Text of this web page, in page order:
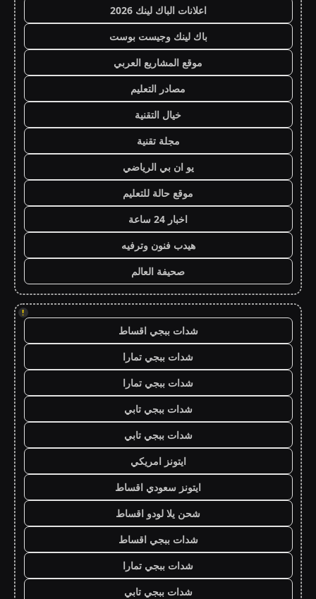
اعلانات الباك لينك 2026
باك لينك وجيست بوست
موقع المشاريع العربي
مصادر التعليم
خيال التقنية
مجلة تقنية
يو ان بي الرياضي
موقع حالة للتعليم
اخبار 24 ساعة
هيدب فنون وترفيه
صحيفة العالم
!
شدات ببجي اقساط
شدات ببجي تمارا
شدات ببجي تمارا
شدات ببجي تابي
شدات ببجي تابي
ايتونز امريكي
ايتونز سعودي اقساط
شحن يلا لودو اقساط
شدات ببجي اقساط
شدات ببجي تمارا
شدات ببجي تابي